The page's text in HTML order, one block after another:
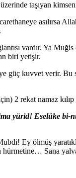
taşıyan
asılırsa
vardır. Ya
biri yetişir.
kuvvet verir. Bu
2 rekat namaz
yürid! Eselüke bi-
Ey ölmüş
Sana